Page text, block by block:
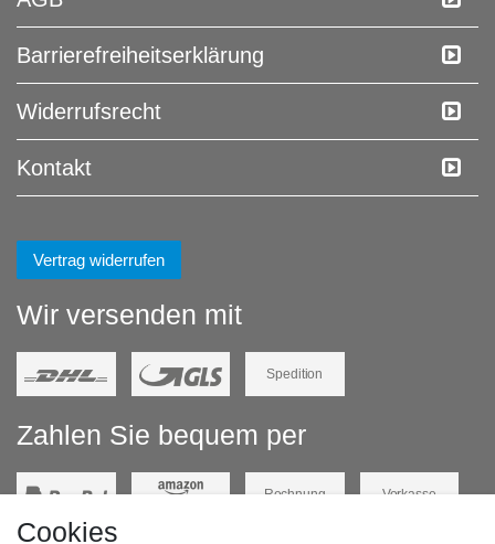
Barrierefreiheitserklärung
Widerrufs­recht
Kontakt
Vertrag widerrufen
Wir versenden mit
Spedition
Zahlen Sie bequem per
Rechnung Vorkasse
Cookies